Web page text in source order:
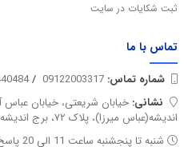
ثبت شکایات در سایت
تماس با ما
شماره تماس‌: /
نشانی: خیابان شریعتی، خیابان
اندیشه(عباس میرزا)، پلاک ۷۲، برج اندیشه، طبقه اول
شنبه تا پنجشنبه ساعت 11 الی 20 پاسخ گوی شما هستیم